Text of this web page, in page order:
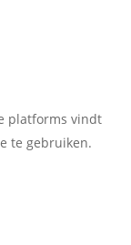
platforms vindt
te gebruiken.